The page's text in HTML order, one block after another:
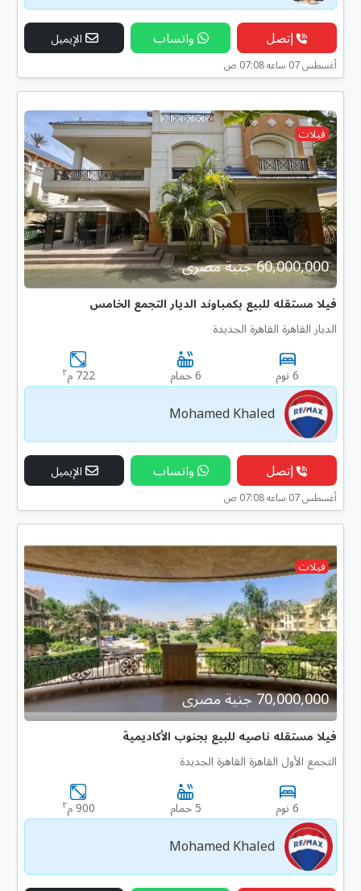
إتصل واتساب الإيميل
أغسطس 07 ساعه 07:08 ص
فيلات
60,000,000 جنية مصرى
فيلا مستقله للبيع بكمباوند الديار التجمع الخامس
الديار القاهرة القاهرة الجديدة
6 نوم 6 حمام 722 م ٢
Mohamed Khaled
إتصل واتساب الإيميل
أغسطس 07 ساعه 07:08 ص
فيلات
70,000,000 جنية مصرى
فيلا مستقله ناصيه للبيع بجنوب الأكاديمية
التجمع الأول القاهرة القاهرة الجديدة
6 نوم 5 حمام 900 م ٢
Mohamed Khaled